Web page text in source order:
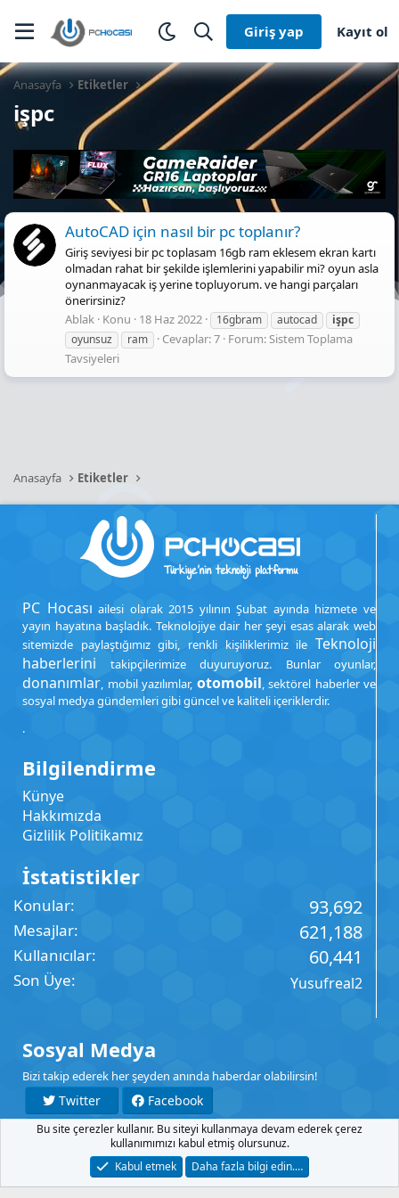
Giriş yap Kayıt ol
Anasayfa Etiketler
işpc
AutoCAD için nasıl bir pc toplanır?
Giriş seviyesi bir pc toplasam 16gb ram eklesem ekran kartı
olmadan rahat bir şekilde işlemlerini yapabilir mi? oyun asla
oynanmayacak iş yerine topluyorum. ve hangi parçaları
önerirsiniz?
Ablak Konu 18 Haz 2022 16gbram autocad
işpc
oyunsuz
ram Cevaplar: 7 Forum:Sistem Toplama
Tavsiyeleri
Anasayfa Etiketler
PC Hocası ailesi olarak 2015 yılının Şubat ayında hizmete ve
yayın hayatına başladık. Teknolojiye dair her şeyi esas alarak web
sitemizde paylaştığımız gibi, renkli kişiliklerimiz ile Teknoloji
haberlerini takipçilerimize duyuruyoruz. Bunlar oyunlar,
donanımlar, mobil yazılımlar, otomobil, sektörel haberler ve
sosyal medya gündemleri gibi güncel ve kaliteli içeriklerdir.
.
Bilgilendirme
Künye
Hakkımızda
Gizlilik Politikamız
İstatistikler
Konular 93,692
Mesajlar 621,188
Kullanıcılar 60,441
Son Üye Yusufreal2
Sosyal Medya
Bizi takip ederek her şeyden anında haberdar olabilirsin!
Twitter
Facebook
YouTube
Instagram
Şartlar Gizlilik Yardım Anasayfa
R
Bu site çerezler kullanır. Bu siteyi kullanmaya devam ederek çerez
kullanımımızı kabul etmiş olursunuz.
Kabul etmek
Daha fazla bilgi edin.…